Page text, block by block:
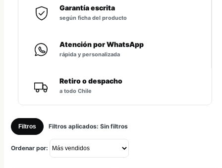
Garantía escrita
según ficha del producto
Atención por WhatsApp
rápida y personalizada
Retiro o despacho
a todo Chile
Filtros Filtros aplicados: Sin filtros
Ordenar por: